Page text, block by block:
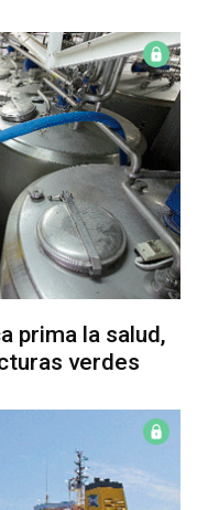
prima la salud,
verdes